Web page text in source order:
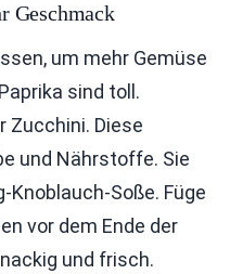
Geschmack
um mehr Gemüse
sind toll.
Zucchini. Diese
und Nährstoffe. Sie
Soße. Füge
vor dem Ende der
und frisch.